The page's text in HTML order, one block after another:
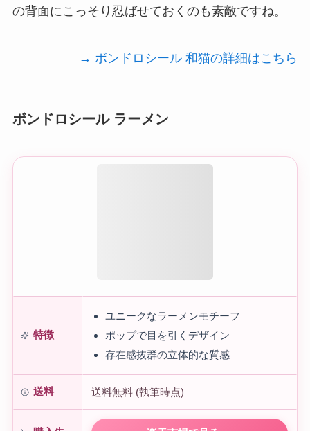
の背面にこっそり忍ばせておくのも素敵ですね。
→ ボンドロシール 和猫の詳細はこちら
ボンドロシール ラーメン
特徴
ユニークなラーメンモチーフ
ポップで目を引くデザイン
存在感抜群の立体的な質感
送料 送料無料 (執筆時点)